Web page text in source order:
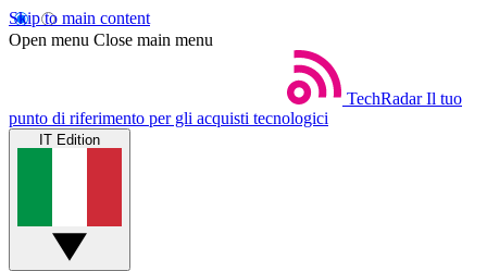
Skip to main content
Open menu Close main menu
TechRadar Il tuo
punto di riferimento per gli acquisti tecnologici
IT Edition